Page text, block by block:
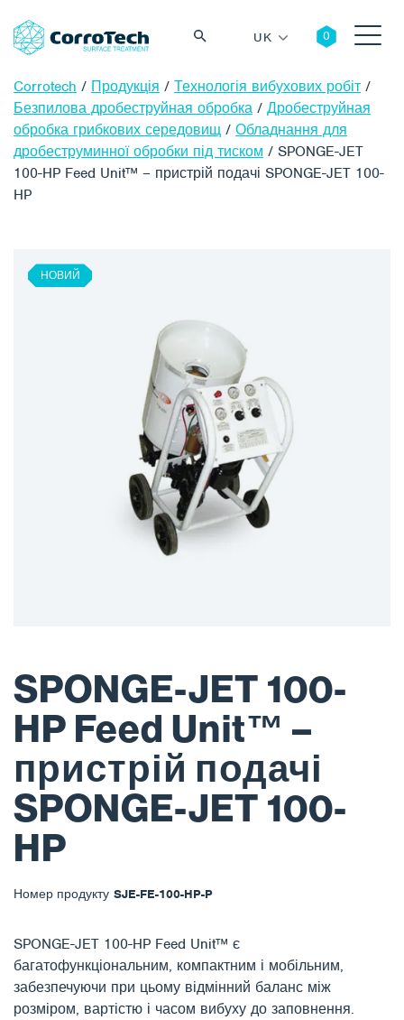
Пошук
UK
Corrotech / Продукція / Технологія вибухових робіт /
Безпилова дробеструйная обробка / Дробеструйная
обробка грибкових середовищ / Обладнання для
дробеструминної обробки під тиском / SPONGE-JET
100-HP Feed Unit™ – пристрій подачі SPONGE-JET 100-
HP
SPONGE-JET 100-
HP Feed Unit™ –
пристрій подачі
SPONGE-JET 100-
HP
Номер продукту SJE-FE-100-HP-P
SPONGE-JET 100-HP Feed Unit™ є
багатофункціональним, компактним і мобільним,
забезпечуючи при цьому відмінний баланс між
розміром, вартістю і часом вибуху до заповнення.
НОВИЙ